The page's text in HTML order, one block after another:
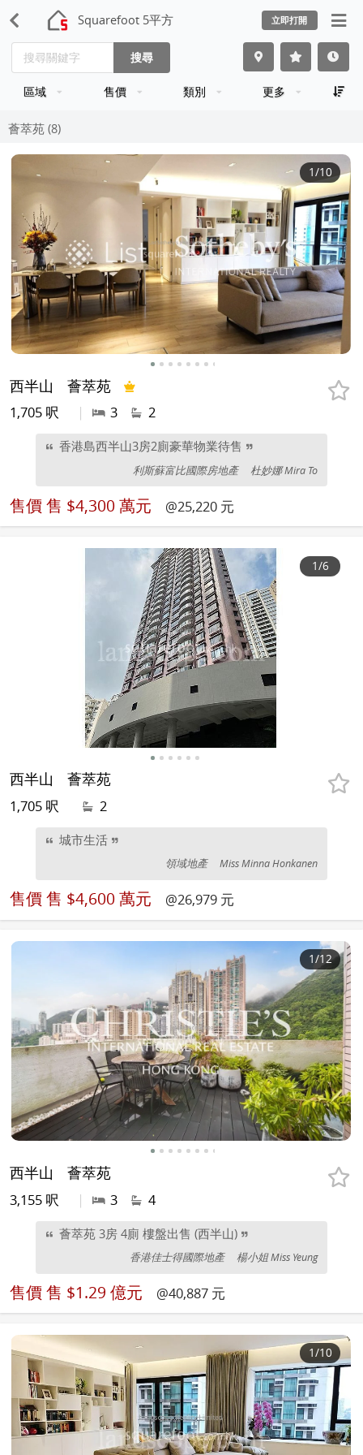
Squarefoot 5平方 立即打開
搜尋
區域 售價 類別 更多
薈萃苑 (8)
1/10
西半山 薈萃苑
1,705 呎 | 3 2
香港島西半山3房2廁豪華物業待售
利斯蘇富比國際房地產 杜妙娜 Mira To
售價 售 $4,300 萬元 @25,220 元
1/6
西半山 薈萃苑
1,705 呎 2
城市生活
領域地產 Miss Minna Honkanen
售價 售 $4,600 萬元 @26,979 元
1/12
西半山 薈萃苑
3,155 呎 | 3 4
薈萃苑 3房 4廁 樓盤出售 (西半山)
香港佳士得國際地產 楊小姐 Miss Yeung
售價 售 $1.29 億元 @40,887 元
1/10